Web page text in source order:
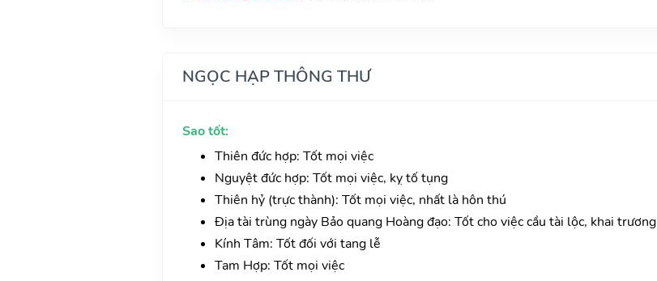
NGỌC HẠP THÔNG THƯ
Sao tốt:
Thiên đức hợp: Tốt mọi việc
Nguyệt đức hợp: Tốt mọi việc, kỵ tố tụng
Thiên hỷ (trực thành): Tốt mọi việc, nhất là hôn thú
Địa tài trùng ngày Bảo quang Hoàng đạo: Tốt cho việc cầu tài lộc, khai trương
Kính Tâm: Tốt đối với tang lễ
Tam Hợp: Tốt mọi việc